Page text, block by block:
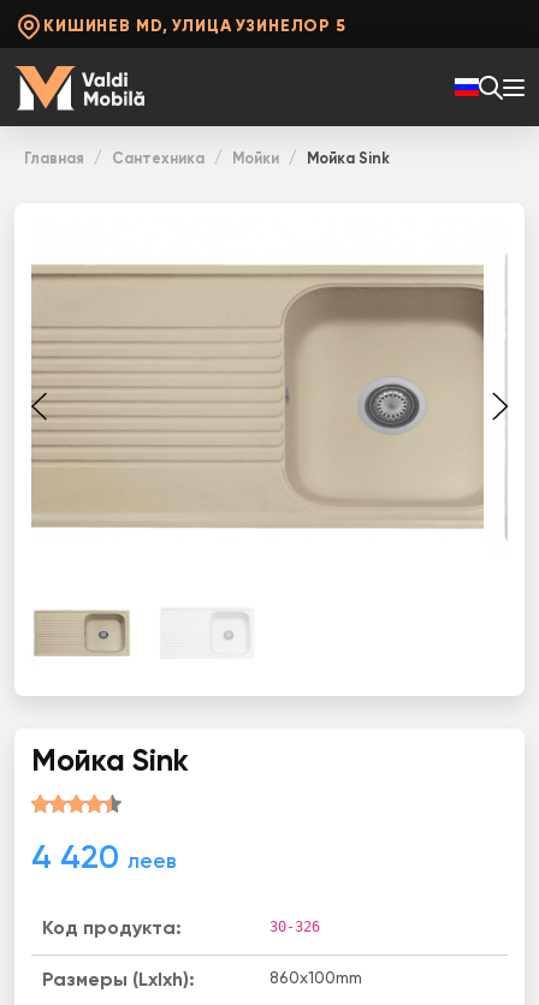
КИШИНЕВ MD, УЛИЦА УЗИНЕЛОР 5
Главная Сантехника Мойки Мойка Sink
Мойка Sink
4 420 леев
Код продукта: 30-326
Размеры (Lxlxh): 860x100mm